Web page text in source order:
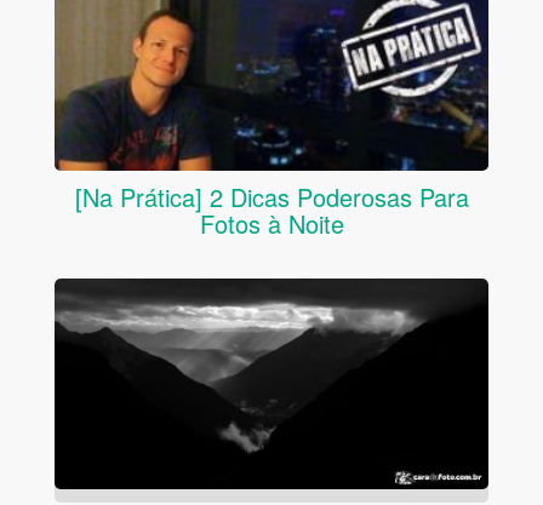
[Na Prática] 2 Dicas Poderosas Para
Fotos à Noite